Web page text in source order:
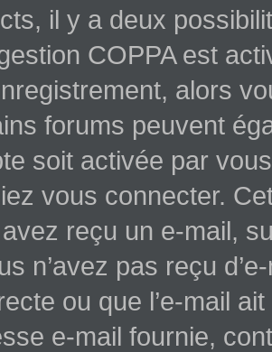
il y a deux
COPPA est
alors
forums peuvent
soit activée par
vous connecter.
reçu un e-mail,
n’avez pas reçu
ou que l’e-mail
e-mail fournie,